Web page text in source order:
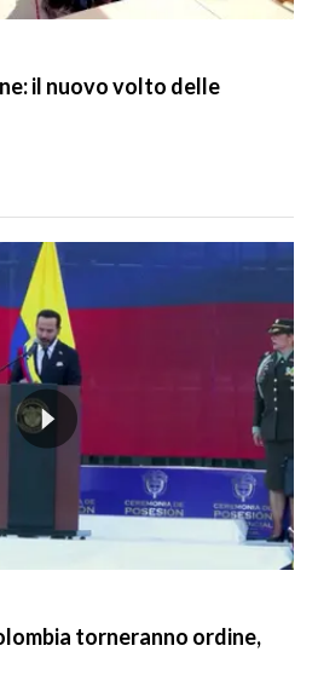
il nuovo volto delle
torneranno ordine,